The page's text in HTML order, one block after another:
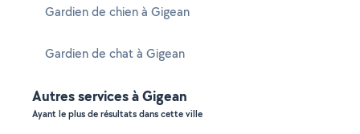
Gardien de chien à Gigean
Gardien de chat à Gigean
Autres services à Gigean
Ayant le plus de résultats dans cette ville